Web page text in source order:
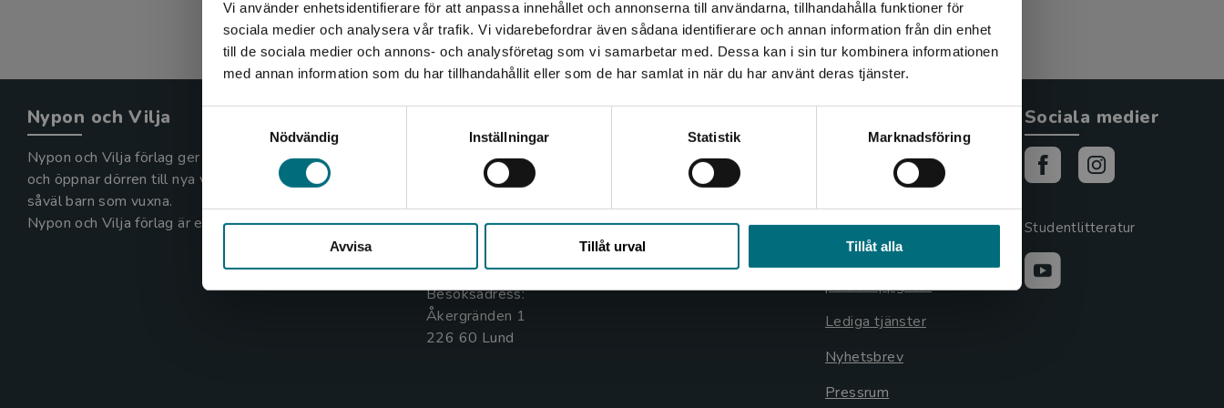
Vi använder enhetsidentifierare för att anpassa innehållet och annonserna till användarna, tillhandahålla funktioner för
sociala medier och analysera vår trafik. Vi vidarebefordrar även sådana identifierare och annan information från din enhet
till de sociala medier och annons- och analysföretag som vi samarbetar med. Dessa kan i sin tur kombinera informationen
med annan information som du har tillhandahållit eller som de har samlat in när du har använt deras tjänster.
Nödvändig
Inställningar Statistik Marknadsföring
Avvisa Tillåt urval Tillåt alla
Det verkar som att du besöker nyponochviljaforlag.se via
en enhet utanför Sverige. Vi erbjuder inte leveranser
utanför Sverige. För att kunna slutföra ett köp måste
leveransadressen vara i Sverige.
Nypon och Vilja
Nypon och Vilja förlag ger ut böcker som väcker läslust
och öppnar dörren till nya världar och möjligheter för
såväl barn som vuxna.
Nypon och Vilja förlag är en del av Studentlitteratur.
Kontakta oss
046-31 20 00
Box 141
Besöksadress:
Åkergränden 1
Kontakta kundservice
046-31 21 00
Frågor och svar
Köpvillkor
Cookieinställningar
GDPR och
personuppgifter
Lediga tjänster
Nyhetsbrev
Pressrum
Sociala medier
Studentlitteratur